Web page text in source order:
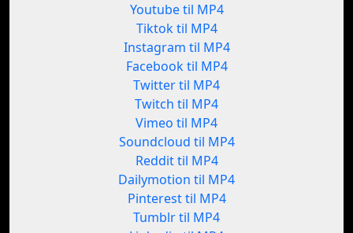
Youtube til MP4
Tiktok til MP4
Instagram til MP4
Facebook til MP4
Twitter til MP4
Twitch til MP4
Vimeo til MP4
Soundcloud til MP4
Reddit til MP4
Dailymotion til MP4
Pinterest til MP4
Tumblr til MP4